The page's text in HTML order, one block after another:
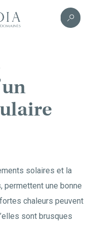
solaires et la
permettent une bonne
chaleurs peuvent
sont brusques